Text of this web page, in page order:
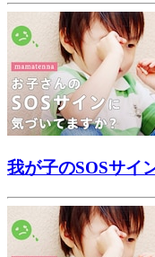
我が子のSOSサイ